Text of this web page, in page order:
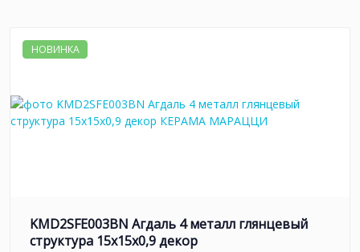
НОВИНКА
KMD2SFE003BN Агдаль 4 металл глянцевый
структура 15x15x0,9 декор